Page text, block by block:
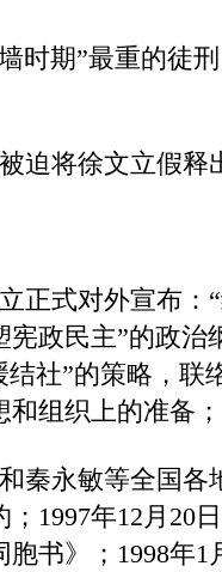
时期”最重的徒
迫将徐文立假释
正式对外宣布
政民主”的政治
社”的策略，联
组织上的准备；
秦永敏等全国
1997年12月20
书》；1998年